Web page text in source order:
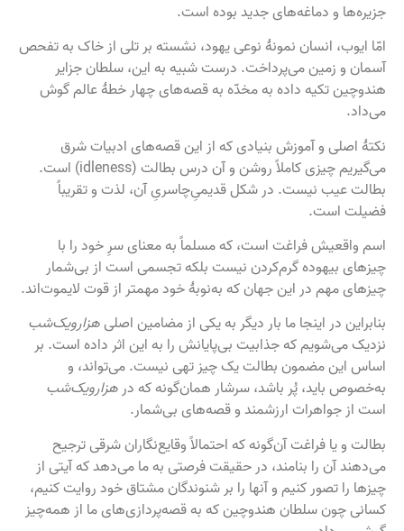
جزیره‌ها و دماغه‌های جدید بوده است.
امّا ایوب، انسان نمونۀ نوعی یهود، نشسته بر تلی از خاک به تفحص
آسمان و زمین می‌پرداخت. درست شبیه به این، سلطان جزایر
هندوچین تکیه داده به مخدّه به قصه‌های چهار خطۀ عالم گوش
می‌داد.
نکتۀ اصلی و آموزش بنیادی که از این قصه‌های ادبیات شرق
می‌گیریم چیزی کاملاً روشن و آن درس بطالت (idleness) است.
بطالت عیب نیست. در شکل قدیمیِ‌چاسریِ آن، لذت و تقریباً
فضیلت است.
اسم واقعیش فراغت است، که مسلماً به معنای سرِ خود را با
چیزهای بیهوده گرم‌کردن نیست بلکه تجسمی است از بی‌شمار
چیزهای مهم در این جهان که به‌نوبۀ خود مهمتر از قوت لایموت‌اند.
بنابراین در اینجا ما بار دیگر به یکی از مضامین اصلی هزارویک‌شب
نزدیک می‌شویم که جذابیت بی‌پایانش را به این اثر داده است. بر
اساس این مضمون بطالت یک چیز تهی نیست. می‌تواند، و
به‌خصوص باید، پُر باشد، سرشار همان‌گونه که در هزارویک‌شب
است از جواهرات ارزشمند و قصه‌های بی‌شمار.
بطالت و یا فراغت آن‌گونه که احتمالاً وقایع‌نگاران شرقی ترجیح
می‌دهند آن را بنامند، در حقیقت فرصتی به ما می‌دهد که آیتی از
چیزها را تصور کنیم و آنها را بر شنوندگان مشتاق خود روایت کنیم،
کسانی چون سلطان هندوچین که به قصه‌پردازی‌های ما از همه‌چیز